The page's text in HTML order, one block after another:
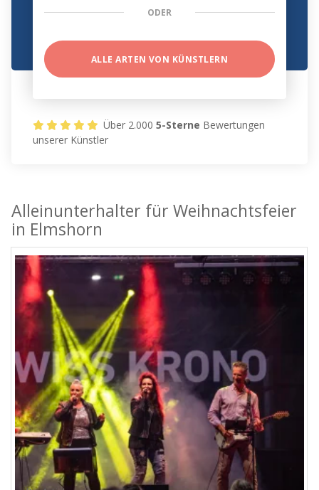
ODER
ALLE ARTEN VON KÜNSTLERN
Über 2.0005-Sterne Bewertungen
unserer Künstler
Alleinunterhalter für Weihnachtsfeier
in Elmshorn